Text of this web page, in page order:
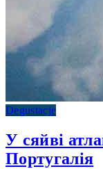
Degustacje
У сяйві
Португалія